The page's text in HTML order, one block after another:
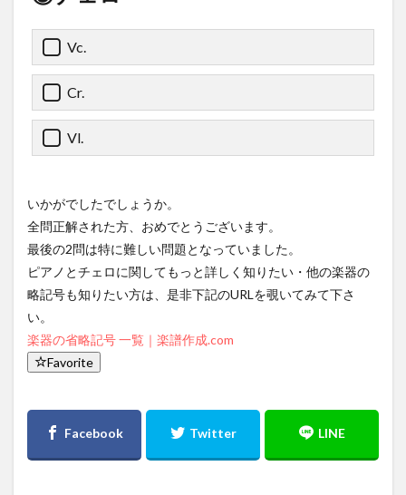
Vc.
Cr.
Vl.
いかがでしたでしょうか。
全問正解された方、おめでとうございます。
最後の2問は特に難しい問題となっていました。
ピアノとチェロに関してもっと詳しく知りたい・他の楽器の
略記号も知りたい方は、是非下記のURLを覗いてみて下さ
い。
楽器の省略記号 一覧｜楽譜作成.com
Favorite